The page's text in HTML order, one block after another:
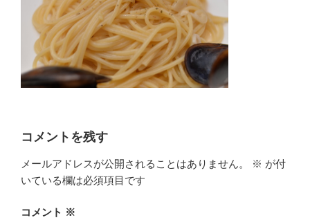
コメントを残す
メールアドレスが公開されることはありません。 ※ が付
いている欄は必須項目です
コメント ※